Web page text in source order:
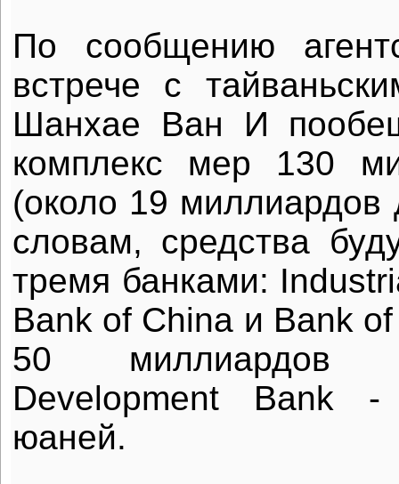
По сообщению
встрече с
Шанхае Ван И
комплекс мер 130
(около 19 миллиардов
словам, средства
тремя банками:
Bank of China и Bank
50 миллиардов
Development Bank
юаней.